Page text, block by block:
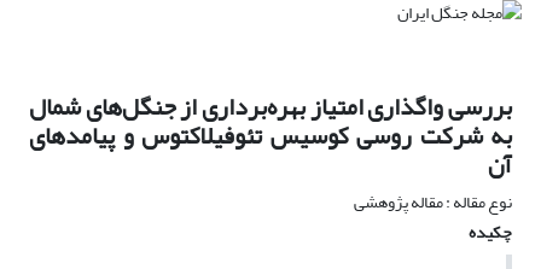
بررسی واگذاری امتیاز بهره‌برداری از جنگل‌های شمال
به شرکت روسی کوسیس تئوفیلاکتوس و پیامدهای
آن
نوع مقاله : مقاله پژوهشی
چکیده